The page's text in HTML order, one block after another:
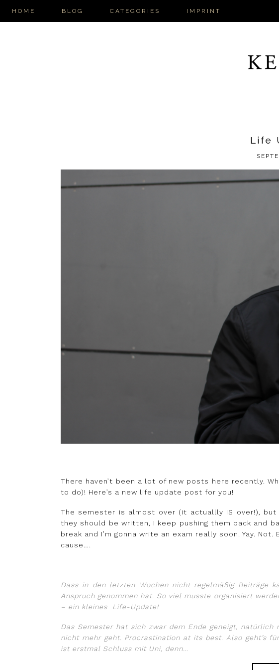
HOME BLOG CATEGORIES IMPRINT
Life
There haven’t been a lot of new posts here recently.
to do)! Here’s a new life update post for you!
The semester is almost over (it actuallly IS over!), but
they should be written, I keep pushing them back and
break and I’m gonna write an exam really soon. Yay.
cause….
Dass in den letzten Wochen nicht regelmäßig Beiträge
Anspruch genommen hat. So viel musste organisiert
– ein kleines Life-Update!
Das Semester hat sich zwar dem Ende geneigt,
nicht mehr geht. Procrastination at its best. Also geht’s
ist erstmal Schluss mit Uni, denn…